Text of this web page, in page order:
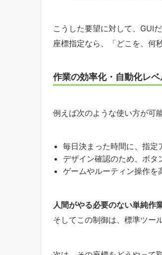
こうした要望に対して、GUI
座標指定なら、「どこを、何
作業の効率化・自動化レ
例えば次のような使い方が可
毎日決まった時間に、指定
デザイン確認のため、ボタ
ゲームやルーティン操作を
人間がやる必要のない単純作
そしてこの制御は、標準ツー